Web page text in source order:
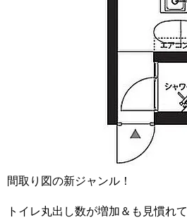
間取り図の新ジャンル！
トイレ丸出し数が増加＆も見慣れ